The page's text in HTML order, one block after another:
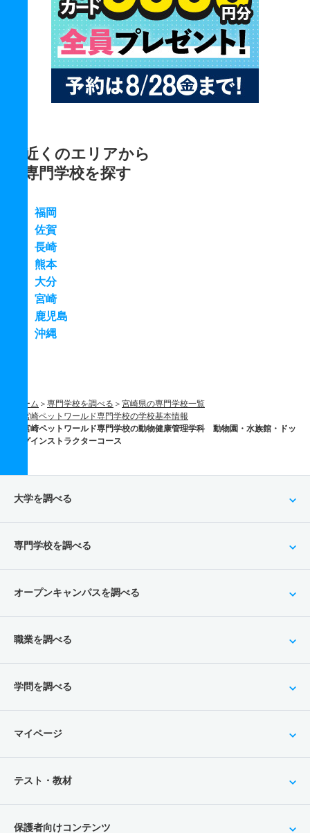
近くのエリアから
専門学校を探す
福岡
佐賀
長崎
熊本
大分
宮崎
鹿児島
沖縄
ホーム 専門学校を調べる
宮崎県の専門学校一覧
宮崎ペットワールド専門学校の学校基本情報
宮崎ペットワールド専門学校の動物健康管理学科 動物園・水族館・ドッ
グインストラクターコース
大学を調べる
専門学校を調べる
オープンキャンパスを調べる
職業を調べる
学問を調べる
マイページ
テスト・教材
保護者向けコンテンツ